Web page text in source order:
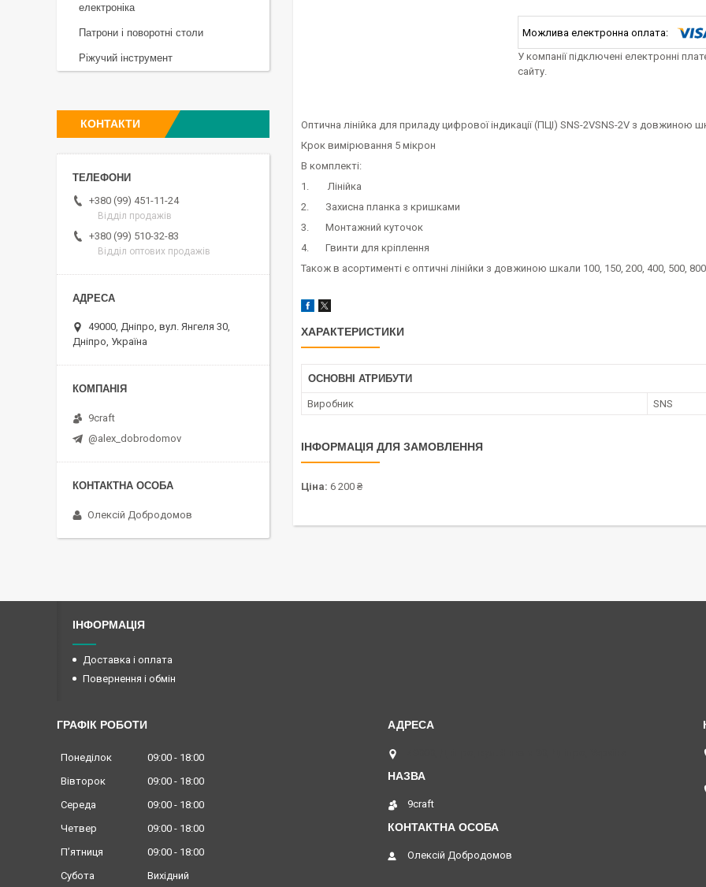
У компанії підключені електронні
сайту.
Оптична лінійка для приладу цифрової індикації (ПЦІ) SNS-2VSNS-2V з довжиною
Крок вимірювання 5 мікрон
В комплекті:
1. Лінійка
2. Захисна планка з кришками
3. Монтажний куточок
4. Гвинти для кріплення
Також в асортименті є оптичні лінійки з довжиною шкали 100, 150, 200, 400, 500,
ХАРАКТЕРИСТИКИ
ОСНОВНІ АТРИБУТИ
Виробник SNS
ІНФОРМАЦІЯ ДЛЯ ЗАМОВЛЕННЯ
Ціна: 6 200 ₴
електроніка
Патрони і поворотні столи
Ріжучий інструмент
КОНТАКТИ
+380 (99) 451-11-24
Відділ продажів
+380 (99) 510-32-83
Відділ оптових продажів
49000, Дніпро, вул. Янгеля 30,
Дніпро, Україна
9craft
@alex_dobrodomov
Олексій Добродомов
ІНФОРМАЦІЯ
Доставка і оплата
Повернення і обмін
ГРАФІК РОБОТИ
Понеділок 09:00
18:00
Вівторок
09:00
18:00
Середа
09:00
18:00
Четвер
09:00
18:00
Пʼятниця
09:00
18:00
Субота
Вихідний
9craft
Олексій Добродомов